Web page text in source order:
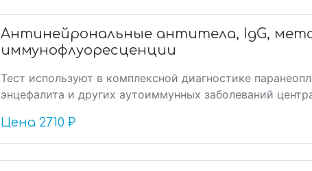
Антинейрональные антитела, IgG,
иммунофлуоресценции
Тест используют в комплексной диагностике
энцефалита и других аутоиммунных заболеваний
Цена 2710 ₽